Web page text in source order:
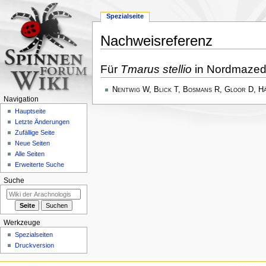
Nachweisreferenz
Navigation
springen
Suche
springen
Für Tmarus stellio in
Nentwig W, Blick T, Bosmans R, Gloor D,
Spezialseite
Navigation
Hauptseite
Letzte Änderungen
Zufällige Seite
Neue Seiten
Alle Seiten
Erweiterte Suche
Suche
Werkzeuge
Spezialseiten
Druckversion